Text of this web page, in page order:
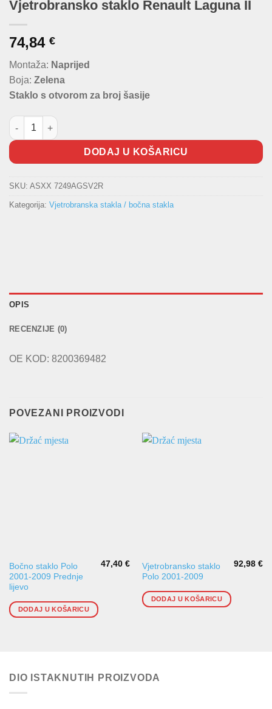
Vjetrobransko staklo Renault Laguna II
74,84 €
Montaža: Naprijed
Boja: Zelena
Staklo s otvorom za broj šasije
Vjetrobransko staklo Renault Laguna II količina
DODAJ U KOŠARICU
SKU: ASXX 7249AGSV2R
Kategorija: Vjetrobranska stakla / bočna stakla
OPIS
RECENZIJE (0)
OE KOD: 8200369482
POVEZANI PROIZVODI
Bočno staklo Polo
2001-2009 Prednje
lijevo
47,40€
DODAJ U KOŠARICU
Vjetrobransko staklo
Polo 2001-2009
92,98€
DODAJ U KOŠARICU
DIO ISTAKNUTIH PROIZVODA